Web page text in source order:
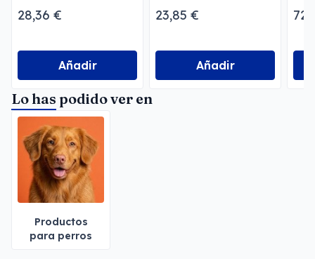
28,36 €
Añadir
23,85 €
Añadir
Lo has podido ver en
Productos
para perros